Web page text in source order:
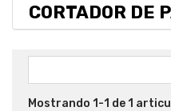
CORTADOR DE
Mostrando 1-1 de 1